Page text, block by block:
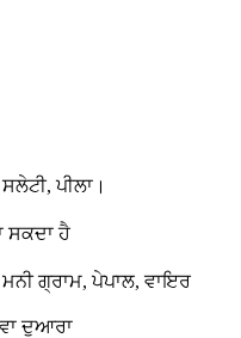
ਪੀਲਾ।
ਸਕਦਾ ਹੈ
ਗ੍ਰਾਮ, ਪੇਪਾਲ, ਵਾਇਰ
ਦੁਆਰਾ